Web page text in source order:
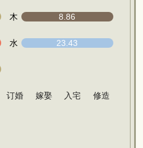
木 8.86
水 23.43
订婚 嫁娶 入宅
修造